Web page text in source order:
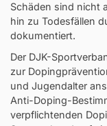
Schäden sind nicht
hin zu Todesfällen
dokumentiert.
Der DJK-
zur
und Jugendalter
Anti-Doping-
verpflichtenden